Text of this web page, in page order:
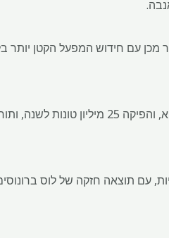
עם חידוש המפעל הקטן יותר
פעולת עפרות הברזל של מינאס-ריו של אנגלו בברזיל